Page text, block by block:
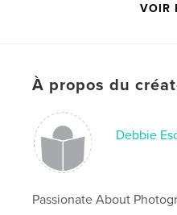
Date de publication:déc
Coffee Table Book , Fine
Flowers Book
, Macro Flowers
VOIR
À propos du
Debbie
Passionate About